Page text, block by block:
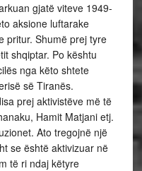
gjatë viteve 1949-
aksione luftarake
pritur. Shumë prej tyre
shqiptar. Po kështu
nga këto shtete
së Tiranës.
prej aktivistëve më të
Hamit Matjani etj.
Ato tregojnë një
se është aktivizuar në
të ri ndaj këtyre